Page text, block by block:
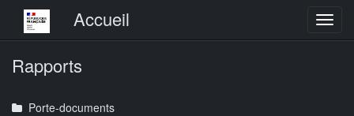
Menu principalAccueil
Rapports
Porte-documents